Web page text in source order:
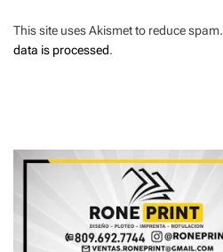
This site uses Akismet to reduce spam.
data is processed.